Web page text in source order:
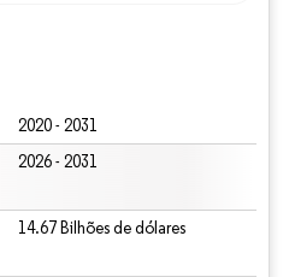
2020 - 2031
2026 - 2031
14.67 Bilhões de dólares